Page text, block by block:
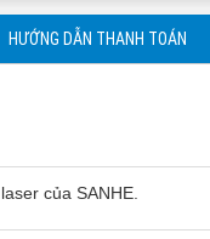
HƯỚNG DẪN THANH TOÁN
của SANHE.